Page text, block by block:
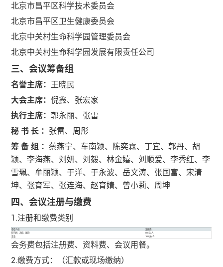
北京市昌平区科学技术委员会
北京市昌平区卫生健康委员会
北京中关村生命科学园管理委员会
北京中关村生命科学园发展有限责任公司
三、会议筹备组
名誉主席： 王晓民
大会主席：倪鑫、张宏家
执行主席：郭永丽、张雷
秘 书 长 ： 张雷、周彤
筹 备 组 ：蔡燕宁、车南颖、陈奕霖、丁宜、郭丹、胡
颖、李海燕、刘妍、刘毅、林金嬉、刘顺爱、李秀红、李
雪珮、牟丽颖、于洋、于永波、岳文涛、张国富、宋清
坤、张育军、张连海、赵育婧、曾小莉、周坤
四、会议注册与缴费
1.注册和缴费类别
参会人员
注册费
研究所、高校、医院
800元/人
企业
1600元/人
会务费包括注册费、资料费、会议用餐。
2.缴费方式：（汇款或现场缴纳）